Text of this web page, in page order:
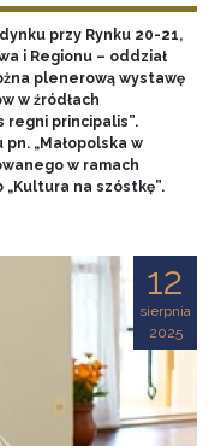
przy Rynku 20-21,
i Regionu – oddział
plenerową wystawę
w źródłach
principalis”.
„Małopolska w
w ramach
na szóstkę”.
12
sierpnia
2025